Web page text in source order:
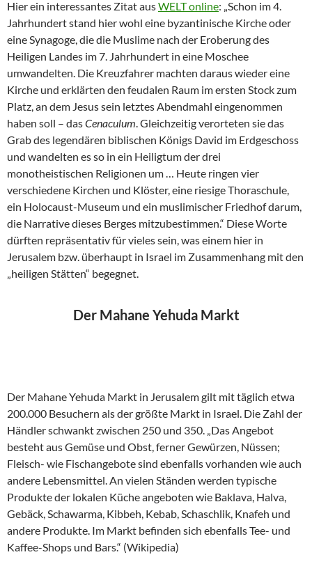
Hier ein interessantes Zitat ausWELT online: „Schon im 4.
Jahrhundert stand hier wohl eine byzantinische Kirche oder
eine Synagoge, die die Muslime nach der Eroberung des
Heiligen Landes im 7. Jahrhundert in eine Moschee
umwandelten. Die Kreuzfahrer machten daraus wieder eine
Kirche und erklärten den feudalen Raum im ersten Stock zum
Platz, an dem Jesus sein letztes Abendmahl eingenommen
haben soll – dasCenaculum. Gleichzeitig verorteten sie das
Grab des legendären biblischen Königs David im Erdgeschoss
und wandelten es so in ein Heiligtum der drei
monotheistischen Religionen um … Heute ringen vier
verschiedene Kirchen und Klöster, eine riesige Thoraschule,
ein Holocaust-Museum und ein muslimischer Friedhof darum,
die Narrative dieses Berges mitzubestimmen.“ Diese Worte
dürften repräsentativ für vieles sein, was einem hier in
Jerusalem bzw. überhaupt in Israel im Zusammenhang mit den
„heiligen Stätten“ begegnet.
Der Mahane Yehuda Markt
Der Mahane Yehuda Markt in Jerusalem gilt mit täglich etwa
200.000 Besuchern als der größte Markt in Israel. Die Zahl der
Händler schwankt zwischen 250 und 350. „Das Angebot
besteht aus Gemüse und Obst, ferner Gewürzen, Nüssen;
Fleisch- wie Fischangebote sind ebenfalls vorhanden wie auch
andere Lebensmittel. An vielen Ständen werden typische
Produkte der lokalen Küche angeboten wie Baklava, Halva,
Gebäck, Schawarma, Kibbeh, Kebab, Schaschlik, Knafeh und
andere Produkte. Im Markt befinden sich ebenfalls Tee- und
Kaffee-Shops und Bars.“ (Wikipedia)